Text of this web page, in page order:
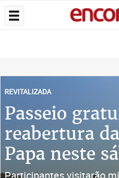
REVITALIZADA
Passeio
reabertura
Papa neste
Participantes visitarão